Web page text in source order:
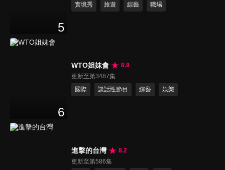
5
實境秀
旅遊 綜藝 職場
6
WTO姐妹會
8.9
更新至第3487集
國際
談話性節目 綜藝 娛樂
進擊的台灣
8.2
更新至第586集